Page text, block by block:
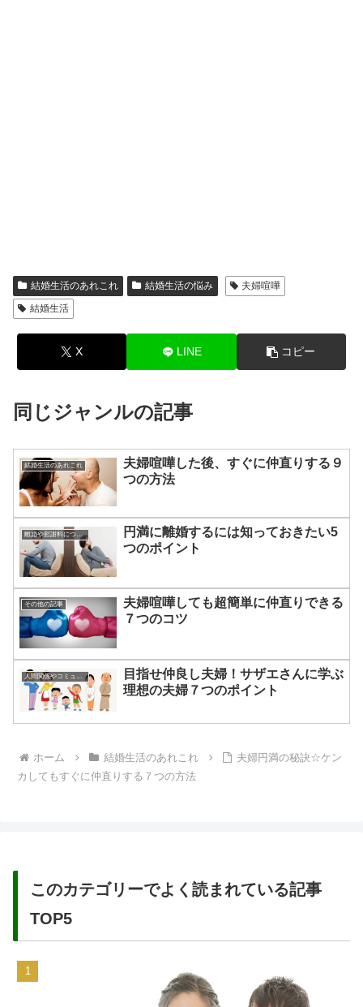
結婚生活のあれこれ 結婚生活の悩み
夫婦喧嘩
結婚生活
X LINE コピー
同じジャンルの記事
結婚生活のあれこれ
夫婦喧嘩した後、すぐに仲直りする９
つの方法
円満に離婚するには知っておきたい5
つのポイント
その他の記事
夫婦喧嘩しても超簡単に仲直りできる
７つのコツ
目指せ仲良し夫婦！サザエさんに学ぶ
理想の夫婦７つのポイント
ホーム 結婚生活のあれこれ
夫婦円満の秘訣☆ケン
カしてもすぐに仲直りする７つの方法
このカテゴリーでよく読まれている記事
TOP5